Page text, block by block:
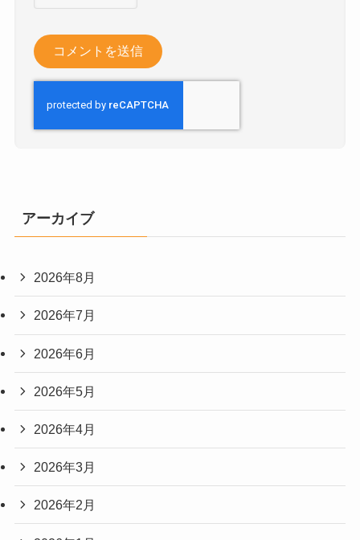
アーカイブ
2026年8月
2026年7月
2026年6月
2026年5月
2026年4月
2026年3月
2026年2月